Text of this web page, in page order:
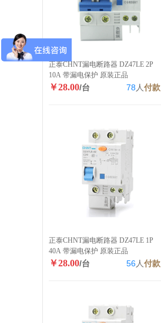
正泰CHNT漏电断路器 DZ47LE 2P
10A 带漏电保护 原装正品
￥28.00/台 78 人付款
正泰CHNT漏电断路器 DZ47LE 1P
40A 带漏电保护 原装正品
￥28.00/台 56人付款